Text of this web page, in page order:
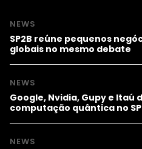
NEWS
SP2B reúne pequenos
globais no mesmo debate
NEWS
Google, Nvidia, Gupy e Itaú
computação quântica no
NEWS